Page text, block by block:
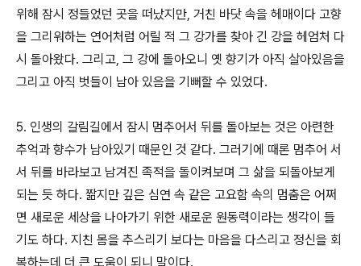
위해 잠시 정들었던 곳을 떠났지만, 거친 바닷 속을 헤매이다 고향
을 그리워하는 연어처럼 어릴 적 그 강가를 찾아 긴 강을 헤엄처 다
시 돌아왔다. 그리고, 그 강에 돌아오니 옛 향기가 아직 살아있음을
그리고 아직 벗들이 남아 있음을 기뻐할 수 있었다.
5. 인생의 갈림길에서 잠시 멈추어서 뒤를 돌아보는 것은 아련한
추억과 향수가 남아있기 때문인 것 같다. 그러기에 때론 멈추어 서
서 뒤를 바라보고 남겨진 족적을 돌이켜보며 그 삶을 되돌아보게
되는 듯 하다. 짦지만 깊은 심연 속 같은 고요함 속의 멈춤은 어쩌
면 새로운 세상을 나아가기 위한 새로운 원동력이라는 생각이 들
기도 하다. 지친 몸을 추스리기 보다는 마음을 다스리고 정신을 회
복하는데 더 큰 도움이 되니 말이다.